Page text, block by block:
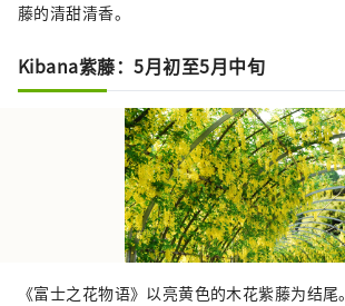
藤的清甜清香。
Kibana紫藤：5月初至5月中旬
《富士之花物语》以亮黄色的木花紫藤为结尾。